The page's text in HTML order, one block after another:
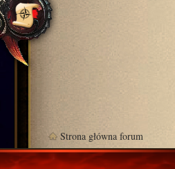
Strona główna forum